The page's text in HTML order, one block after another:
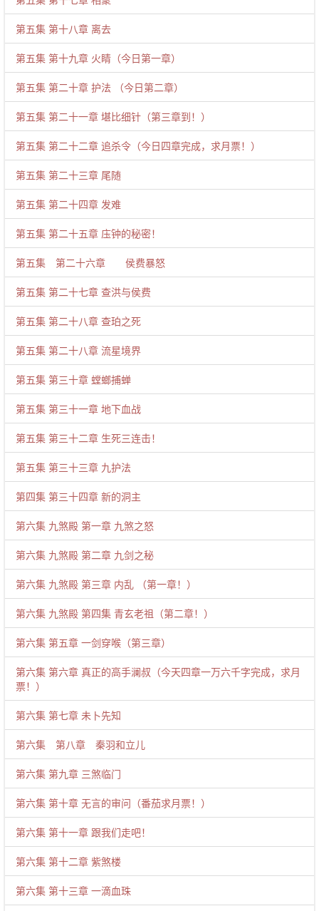
第五集 第十八章 离去
第五集 第十九章 火睛（今日第一章）
第五集 第二十章 护法 （今日第二章）
第五集 第二十一章 堪比细针（第三章到！）
第五集 第二十二章 追杀令（今日四章完成，求月票！）
第五集 第二十三章 尾随
第五集 第二十四章 发难
第五集 第二十五章 庒钟的秘密！
第五集 第二十六章 侯费暴怒
第五集 第二十七章 查洪与侯费
第五集 第二十八章 查珀之死
第五集 第二十八章 流星境界
第五集 第三十章 螳螂捕蝉
第五集 第三十一章 地下血战
第五集 第三十二章 生死三连击！
第五集 第三十三章 九护法
第四集 第三十四章 新的洞主
第六集 九煞殿 第一章 九煞之怒
第六集 九煞殿 第二章 九剑之秘
第六集 九煞殿 第三章 内乱 （第一章！）
第六集 九煞殿 第四集 青玄老祖（第二章！）
第六集 第五章 一剑穿喉（第三章）
第六集 第六章 真正的高手澜叔（今天四章一万六千字完成，求月
票！）
第六集 第七章 未卜先知
第六集 第八章 秦羽和立儿
第六集 第九章 三煞临门
第六集 第十章 无言的审问（番茄求月票！）
第六集 第十一章 跟我们走吧！
第六集 第十二章 紫煞楼
第六集 第十三章 一滴血珠